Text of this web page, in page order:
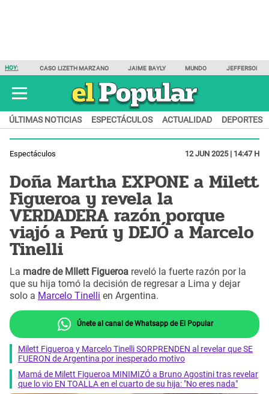
HOY: CASO LIZETH MARZANO JAIME BAYLY MUNDO JEFFERSON
ÚLTIMAS NOTICIAS ESPECTÁCULOS ACTUALIDAD DEPORTES
Espectáculos 12 JUN 2025 | 14:47 H
Doña Martha EXPONE a Milett
Figueroa y revela la
VERDADERA razón porque
viajó a Perú y DEJÓ a Marcelo
Tinelli
La madre de MIlett Figueroa reveló la fuerte razón por la
que su hija tomó la decisión de regresar a Lima y dejar
solo a Marcelo Tinelli en Argentina.
Únete al canal de Whatsapp de El Popular
Milett Figueroa y Marcelo Tinelli SORPRENDEN al revelar que SE
FUERON de Argentina por inesperado motivo
Mamá de Milett Figueroa MINIMIZÓ a Bruno Agostini tras revelar
que lo vio EN TOALLA en el cuarto de su hija: "No eres nada"